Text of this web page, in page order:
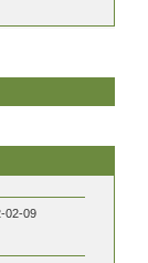
02-09